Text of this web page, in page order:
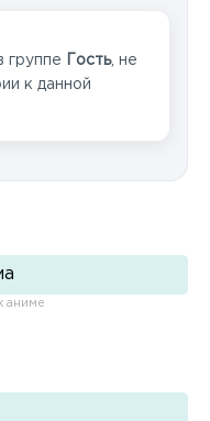
группе Гость, не
к данной
аниме